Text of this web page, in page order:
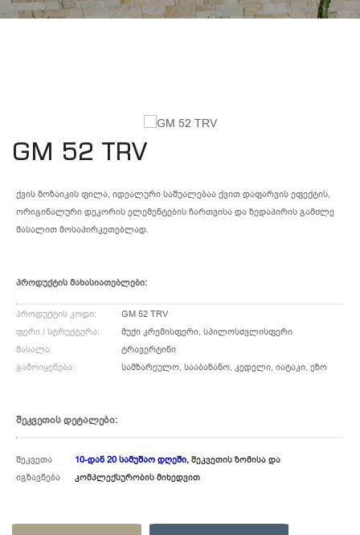
GM 52 TRV
ქვის მოზაიკის ფილა, იდეალური საშუალებაა ქვით დაფარვის ეფექტის,
ორიგინალური დეკორის ელემენტების ჩართვისა და ზედაპირის გამძლე
მასალით მოსაპირკეთებლად.
პროდუქტის მახასიათებლები:
პროდუქტის კოდი:
GM 52 TRV
ფერი / სტრუქტურა:
მუქი კრემისფერი, სპილოსძვლისფერი
მასალა:
ტრავერტინი
გამოიყენება:
სამზარეულო, სააბაზანო, კედელი, იატაკი, ეზო
შეკვეთის დეტალები:
შეკვეთა
იგზავნება
10-დან 20 სამუშაო დღეში, შეკვეთის ზომისა და
კომპლექსურობის მიხედვით